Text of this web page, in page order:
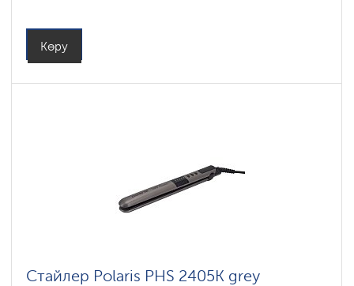
Көру
Стайлер Polaris PHS 2405K grey